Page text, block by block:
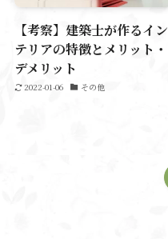
【考察】建築士が作るイン
テリアの特徴とメリット・
デメリット
2022-01-06 その他